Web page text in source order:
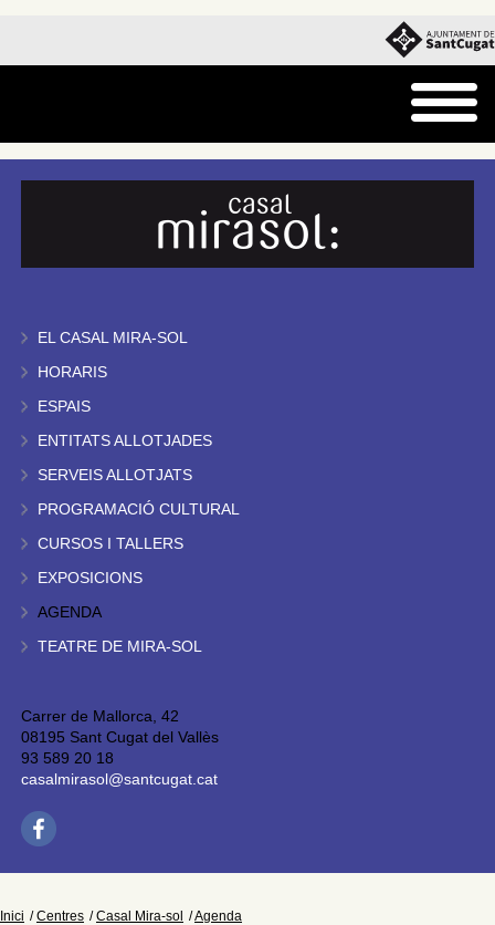
EL CASAL MIRA-SOL
HORARIS
ESPAIS
ENTITATS ALLOTJADES
SERVEIS ALLOTJATS
PROGRAMACIÓ CULTURAL
CURSOS I TALLERS
EXPOSICIONS
AGENDA
TEATRE DE MIRA-SOL
Carrer de Mallorca, 42
08195 Sant Cugat del Vallès
93 589 20 18
casalmirasol@santcugat.cat
Inici Centres Casal Mira-sol Agenda